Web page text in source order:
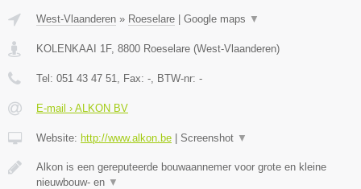
West-Vlaanderen » Roeselare Google maps ▼
KOLENKAAI 1F, 8800 Roeselare (West-Vlaanderen)
Tel: 051 43 47 51, Fax: -, BTW-nr: -
E-mail › ALKON BV
Website: http://www.alkon.be Screenshot ▼
Alkon is een gereputeerde bouwaannemer voor grote en kleine
nieuwbouw- en ▼